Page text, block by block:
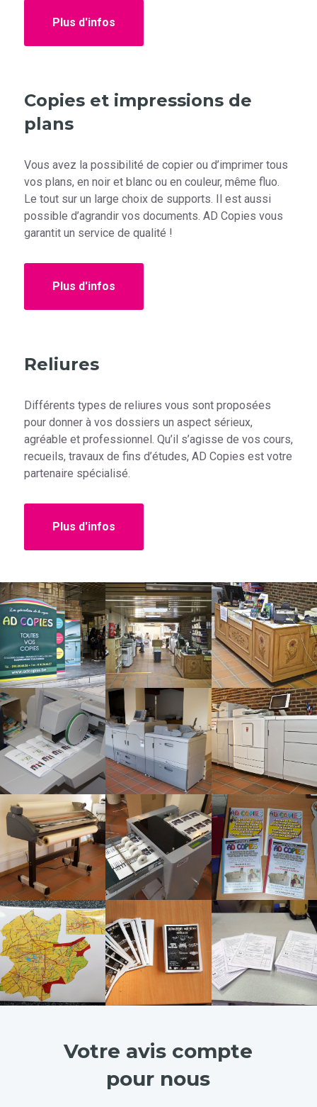
Plus d'infos
Copies et impressions de
plans
Vous avez la possibilité de copier ou d’imprimer tous
vos plans, en noir et blanc ou en couleur, même fluo.
Le tout sur un large choix de supports. Il est aussi
possible d’agrandir vos documents. AD Copies vous
garantit un service de qualité !
Plus d'infos
Reliures
Différents types de reliures vous sont proposées
pour donner à vos dossiers un aspect sérieux,
agréable et professionnel. Qu’il s’agisse de vos cours,
recueils, travaux de fins d’études, AD Copies est votre
partenaire spécialisé.
Plus d'infos
Votre avis compte
pour nous